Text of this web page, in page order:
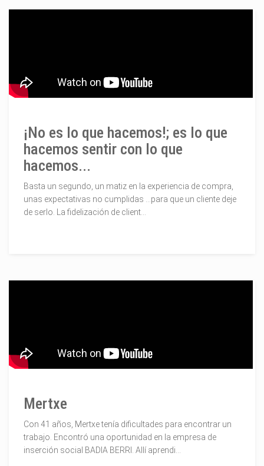
¡No es lo que hacemos!; es lo que
hacemos sentir con lo que
hacemos...
Basta un segundo, un matiz en la experiencia de compra,
unas expectativas no cumplidas ...para que un cliente deje
de serlo. La fidelización de client...
Mertxe
Con 41 años, Mertxe tenía dificultades para encontrar un
trabajo. Encontró una oportunidad en la empresa de
inserción social BADIA BERRI. Allí aprendi...